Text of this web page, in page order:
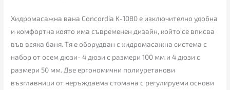
Хидромасажна вана Concordia K-1080 е изключително удобна
и комфортна която има съвременен дизайн, който се вписва
във всяка баня. Тя е оборудван с хидромасажна система с
набор от осем дюзи- 4 дюзи с размери 100 мм и 4 дюзи с
размери 50 мм. Две ергономични полиуретанови
възглавници от неръждаема стомана с регулируеми основи